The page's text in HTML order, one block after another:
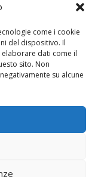
come i cookie
del dispositivo. Il
dati come il
sito. Non
su alcune